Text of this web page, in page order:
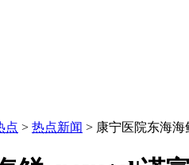
点 > 热点新闻 > 康宁医院东海海